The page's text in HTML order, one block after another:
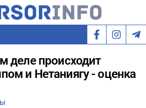
деле происходит
и Нетаниягу - оценка